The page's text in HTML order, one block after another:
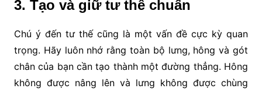
3. Tạo và giữ tư thế chuẩn
Chú ý đến tư thế cũng là một vấn đề cực kỳ quan
trọng. Hãy luôn nhớ rằng toàn bộ lưng, hông và gót
chân của bạn cần tạo thành một đường thẳng. Hông
không được nâng lên và lưng không được chùng